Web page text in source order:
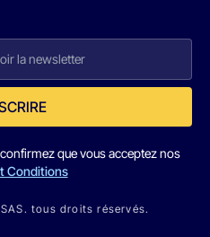
que vous acceptez nos
Conditions
tous droits réservés.